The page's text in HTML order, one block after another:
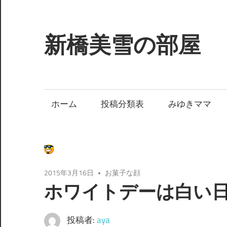
テ
ン
キ
新橋美雪の部屋
し
た
癒
し
の
空
ホーム 投稿分類表 みゆきママ
2015年3月16日 お菓子な顔
ホワイトデーは白い
投稿者:aya